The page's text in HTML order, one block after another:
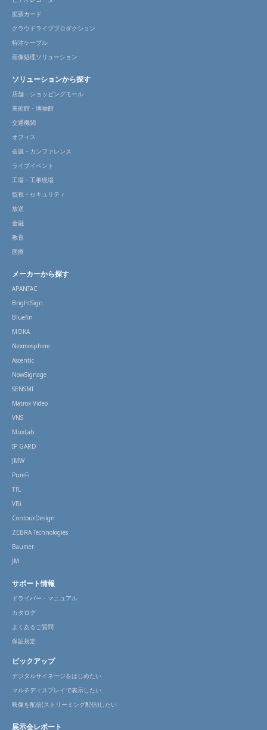
拡張カード
クラウドライブプロダクション
特注ケーブル
画像処理ソリューション
ソリューションから探す
店舗・ショッピングモール
美術館・博物館
交通機関
オフィス
会議・カンファレンス
ライブイベント
工場・工事現場
監視・セキュリティ
放送
金融
教育
医療
メーカーから探す
APANTAC
BrightSign
Bluefin
MOKA
Nexmosphere
Ascentic
NowSignage
SENSMI
Matrox Video
VNS
MuxLab
IP GARD
JMW
PureFi
TTL
VRi
ContourDesign
ZEBRA Technologies
Baumer
JM
サポート情報
ドライバー・マニュアル
カタログ
よくあるご質問
保証規定
ピックアップ
デジタルサイネージをはじめたい
マルチディスプレイで表示したい
映像を配信(ストリーミング配信)したい
展示会レポート